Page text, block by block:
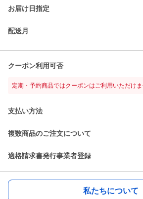
お届け日指定
配送月
クーポン利用可否
定期・予約商品ではクーポンはご利用いただけ
支払い方法
複数商品のご注文について
適格請求書発行事業者登録
私たちについて